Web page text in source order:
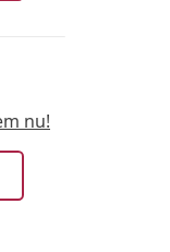
nu!